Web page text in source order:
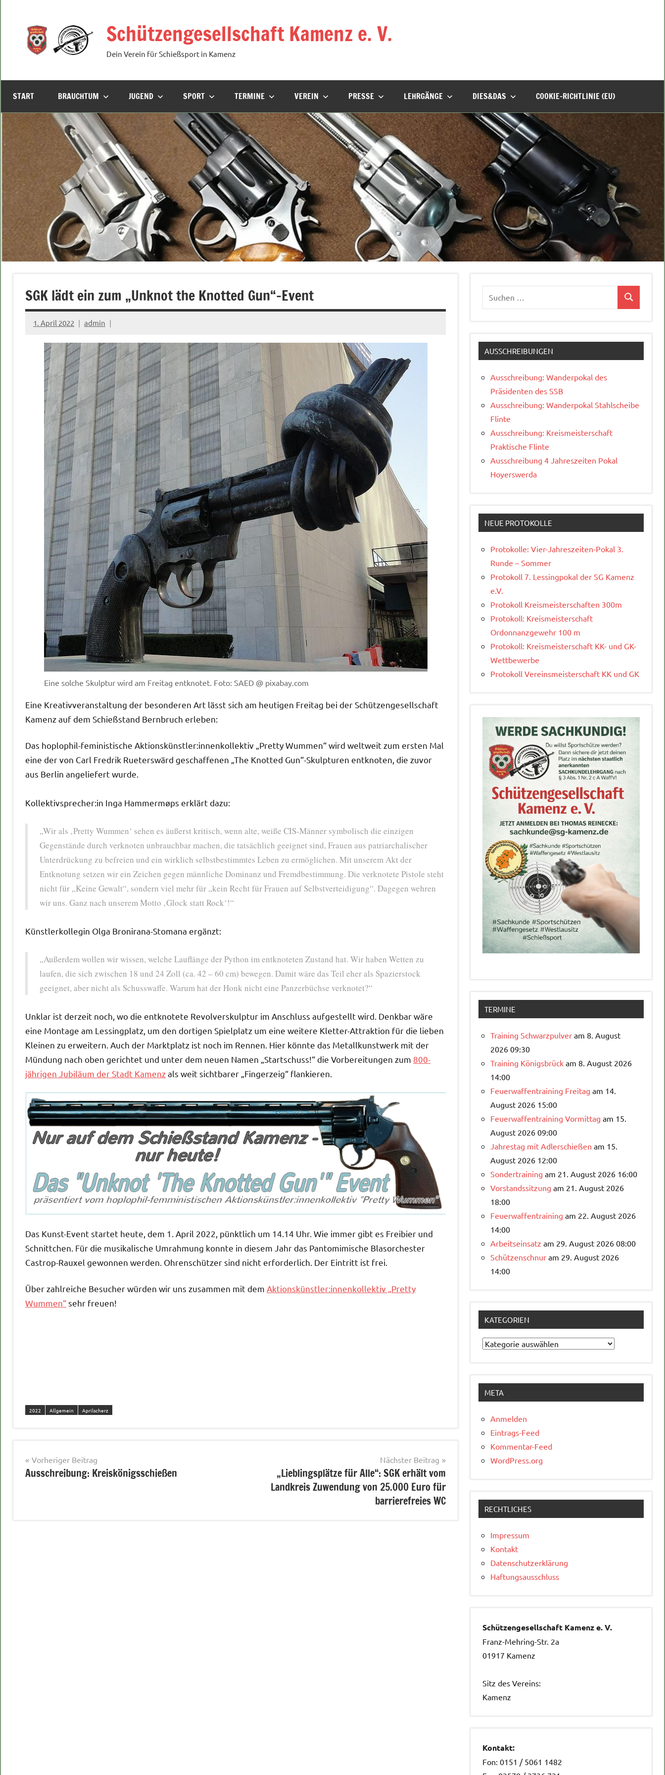
springen
Schützengesellschaft Kamenz e. V.
Dein Verein für Schießsport in Kamenz
START BRAUCHTUM JUGEND SPORT TERMINE VEREIN PRESSE LEHRGÄNGE DIES&DAS COOKIE-RICHTLINIE (EU)
SGK lädt ein zum „Unknot the Knotted Gun“-Event
1. April 2022 admin
Eine solche Skulptur wird am Freitag entknotet. Foto: SAED @ pixabay.com
Eine Kreativveranstaltung der besonderen Art lässt sich am heutigen Freitag bei der Schützengesellschaft
Kamenz auf dem Schießstand Bernbruch erleben:
Das hoplophil-feministische Aktionskünstler:innenkollektiv „Pretty Wummen“ wird weltweit zum ersten Mal
eine der von Carl Fredrik Rueterswärd geschaffenen „The Knotted Gun“-Skulpturen entknoten, die zuvor
aus Berlin angeliefert wurde.
Kollektivsprecher:in Inga Hammermøps erklärt dazu:
„Wir als ‚Pretty Wummen‘ sehen es äußerst kritisch, wenn alte, weiße CIS-Männer symbolisch die einzigen
Gegenstände durch verknoten unbrauchbar machen, die tatsächlich geeignet sind, Frauen aus patriarchalischer
Unterdrückung zu befreien und ein wirklich selbstbestimmtes Leben zu ermöglichen. Mit unserem Akt der
Entknotung setzen wir ein Zeichen gegen männliche Dominanz und Fremdbestimmung. Die verknotete Pistole steht
nicht für „Keine Gewalt“, sondern viel mehr für „kein Recht für Frauen auf Selbstverteidigung“. Dagegen wehren
wir uns. Ganz nach unserem Motto ‚Glock statt Rock‘!“
Künstlerkollegin Olga Bronirana-Stomana ergänzt:
„Außerdem wollen wir wissen, welche Lauflänge der Python im entknoteten Zustand hat. Wir haben Wetten zu
laufen, die sich zwischen 18 und 24 Zoll (ca. 42 – 60 cm) bewegen. Damit wäre das Teil eher als Spazierstock
geeignet, aber nicht als Schusswaffe. Warum hat der Honk nicht eine Panzerbüchse verknotet?“
Unklar ist derzeit noch, wo die entknotete Revolverskulptur im Anschluss aufgestellt wird. Denkbar wäre
eine Montage am Lessingplatz, um den dortigen Spielplatz um eine weitere Kletter-Attraktion für die lieben
Kleinen zu erweitern. Auch der Marktplatz ist noch im Rennen. Hier könnte das Metallkunstwerk mit der
Mündung nach oben gerichtet und unter dem neuen Namen „Startschuss!“ die Vorbereitungen zum 800-
jährigen Jubiläum der Stadt Kamenzals weit sichtbarer „Fingerzeig“ flankieren.
Das Kunst-Event startet heute, dem 1. April 2022, pünktlich um 14.14 Uhr. Wie immer gibt es Freibier und
Schnittchen. Für die musikalische Umrahmung konnte in diesem Jahr das Pantomimische Blasorchester
Castrop-Rauxel gewonnen werden. Ohrenschützer sind nicht erforderlich. Der Eintritt ist frei.
Über zahlreiche Besucher würden wir uns zusammen mit dem Aktionskünstler:innenkollektiv „Pretty
Wummen“sehr freuen!
2022 Allgemein Aprilscherz
Beitragsnavigation
Vorheriger Beitrag
Ausschreibung: Kreiskönigsschießen
Nächster Beitrag
„Lieblingsplätze für Alle“: SGK erhält vom
Landkreis Zuwendung von 25.000 Euro für
barrierefreies WC
Suchen
AUSSCHREIBUNGEN
Ausschreibung: Wanderpokal des
Präsidenten des SSB
Ausschreibung: Wanderpokal Stahlscheibe
Flinte
Ausschreibung: Kreismeisterschaft
Praktische Flinte
Ausschreibung 4 Jahreszeiten Pokal
Hoyerswerda
NEUE PROTOKOLLE
Protokolle: Vier-Jahreszeiten-Pokal 3.
Runde – Sommer
Protokoll 7. Lessingpokal der SG Kamenz
e.V.
Protokoll Kreismeisterschaften 300m
Protokoll: Kreismeisterschaft
Ordonnanzgewehr 100 m
Protokoll: Kreismeisterschaft KK- und GK-
Wettbewerbe
Protokoll Vereinsmeisterschaft KK und GK
TERMINE
Training Schwarzpulver am 8. August
2026 09:30
Training Königsbrück am 8. August 2026
14:00
Feuerwaffentraining Freitag am 14.
August 2026 15:00
Feuerwaffentraining Vormittag am 15.
August 2026 09:00
Jahrestag mit Adlerschießen am 15.
August 2026 12:00
Sondertraining am 21. August 2026 16:00
Vorstandssitzung am 21. August 2026
18:00
Feuerwaffentraining am 22. August 2026
14:00
Arbeitseinsatz am 29. August 2026 08:00
Schützenschnur am 29. August 2026
14:00
KATEGORIEN
Kategorien
META
Anmelden
Eintrags-Feed
Kommentar-Feed
WordPress.org
RECHTLICHES
Impressum
Kontakt
Datenschutzerklärung
Haftungsausschluss
Schützengesellschaft Kamenz e. V.
Franz-Mehring-Str. 2a
01917 Kamenz
Sitz des Vereins:
Kamenz
Kontakt:
Fon: 0151 / 5061 1482